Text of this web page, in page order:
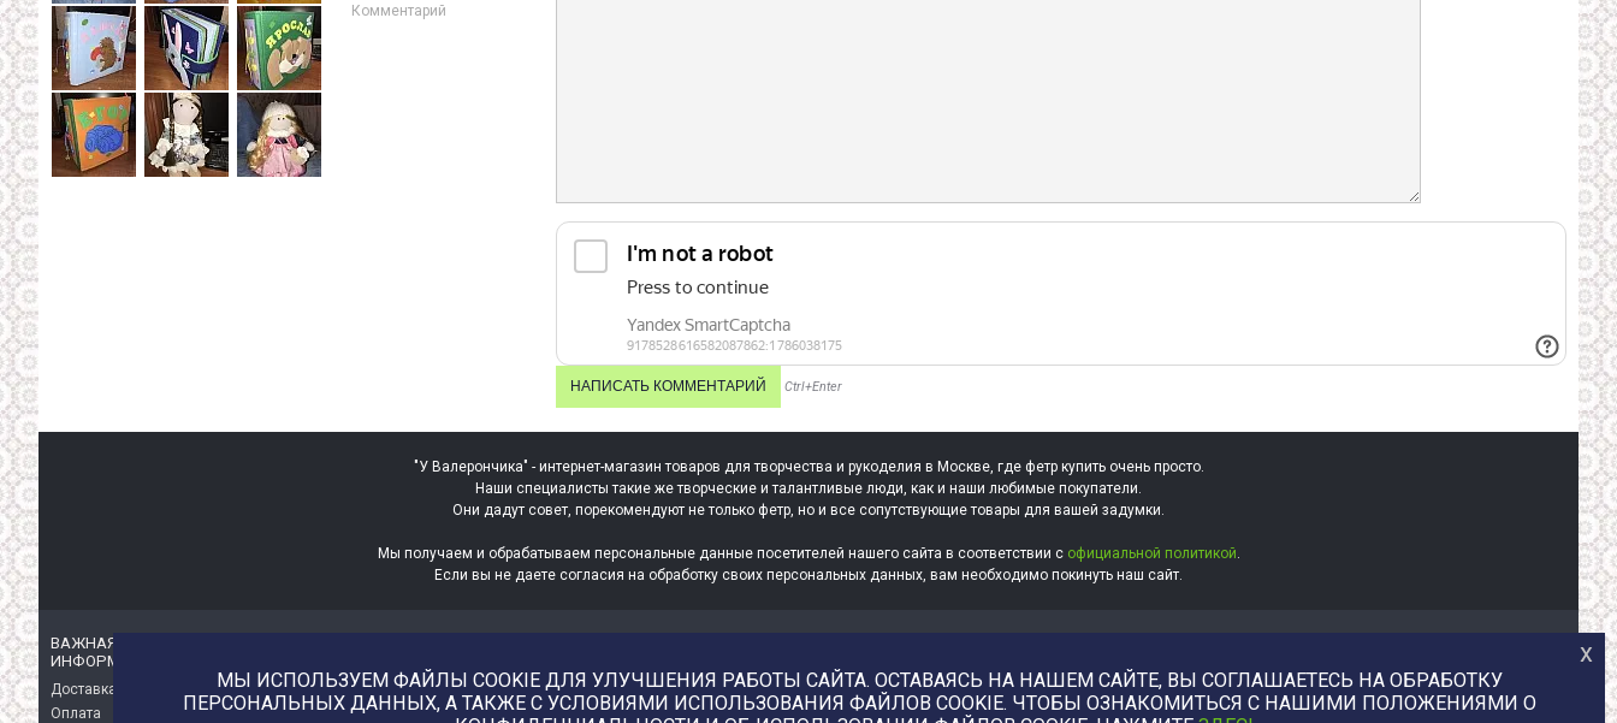
Комментарий
Ctrl+Enter
"У Валерончика" - интернет-магазин товаров для творчества и рукоделия в Москве, где фетр купить очень просто.
Наши специалисты такие же творческие и талантливые люди, как и наши любимые покупатели.
Они дадут совет, порекомендуют не только фетр, но и все сопутствующие товары для вашей задумки.
Мы получаем и обрабатываем персональные данные посетителей нашего сайта в соответствии с официальной политикой.
Если вы не даете согласия на обработку своих персональных данных, вам необходимо покинуть наш сайт.
ВАЖНАЯ
ИНФОРМАЦИЯ
Доставка
Оплата
О магазине
Немного о нас!
info@uvaleronchika.ru
2013 © У Валерончика, 2026
х
МЫ ИСПОЛЬЗУЕМ ФАЙЛЫ COOKIE ДЛЯ УЛУЧШЕНИЯ РАБОТЫ САЙТА. ОСТАВАЯСЬ НА НАШЕМ САЙТЕ, ВЫ СОГЛАШАЕТЕСЬ НА ОБРАБОТКУ
ПЕРСОНАЛЬНЫХ ДАННЫХ, А ТАКЖЕ С УСЛОВИЯМИ ИСПОЛЬЗОВАНИЯ ФАЙЛОВ COOKIE. ЧТОБЫ ОЗНАКОМИТЬСЯ С НАШИМИ ПОЛОЖЕНИЯМИ О